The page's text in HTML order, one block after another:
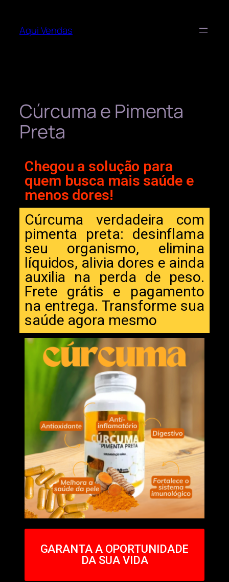
Aqui Vendas
Cúrcuma e Pimenta
Preta
Chegou a solução para
quem busca mais saúde e
menos dores!
Cúrcuma verdadeira com
pimenta preta: desinflama
seu organismo, elimina
líquidos, alivia dores e ainda
auxilia na perda de peso.
Frete grátis e pagamento
na entrega. Transforme sua
saúde agora mesmo
GARANTA A OPORTUNIDADE
DA SUA VIDA